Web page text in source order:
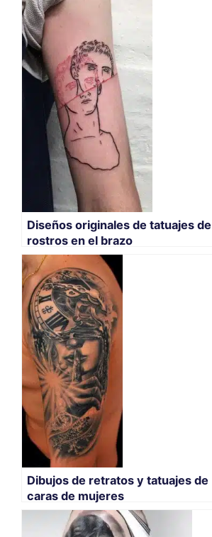
Diseños originales de tatuajes de
rostros en el brazo
Dibujos de retratos y tatuajes de
caras de mujeres